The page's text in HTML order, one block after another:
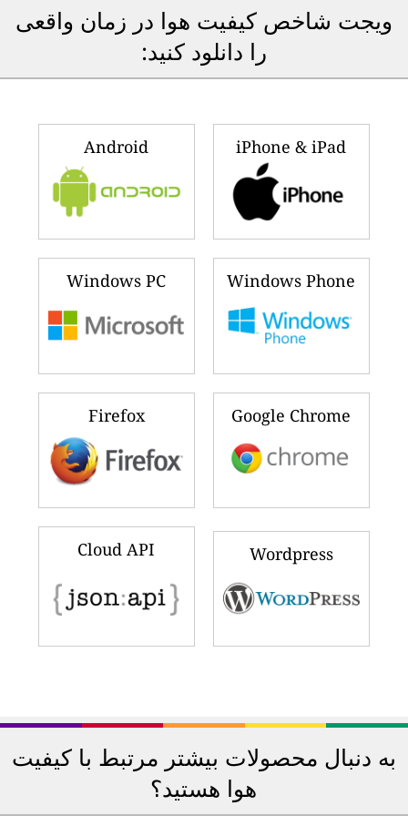
ویجت شاخص کیفیت هوا در زمان واقعی
را دانلود کنید:
iPhone & iPad
Android
Windows Phone
Windows PC
Google Chrome
Firefox
Wordpress
Cloud API
به دنبال محصولات بیشتر مرتبط با کیفیت
هوا هستید؟